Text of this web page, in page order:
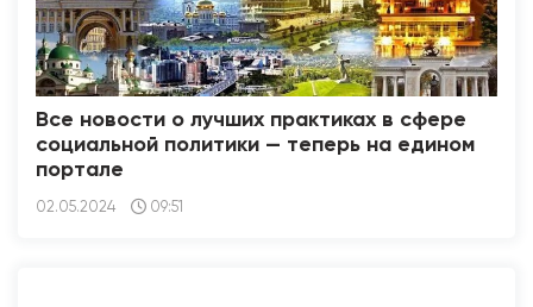
Все новости о лучших практиках в сфере
социальной политики — теперь на едином
портале
02.05.2024 09:51